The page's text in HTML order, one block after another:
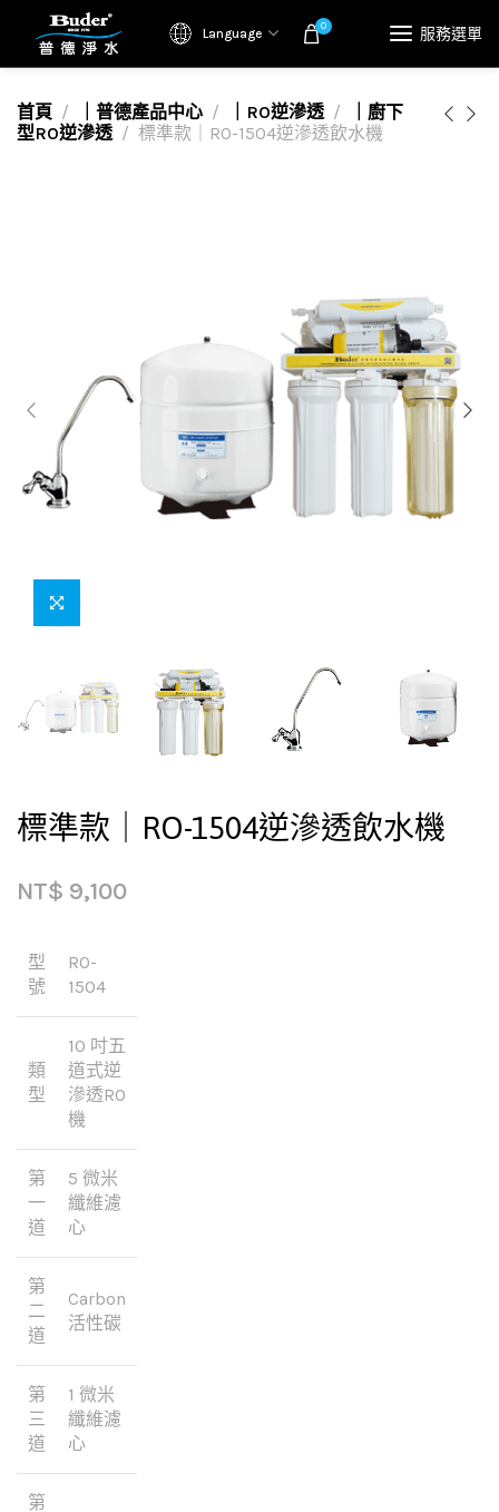
Language 0 服務選單
首頁 ｜普德產品中心 ｜RO逆滲透
｜廚下
型RO逆滲透
標準款｜RO-1504逆滲透飲水機
標準款｜RO-1504逆滲透飲水機
NT$ 9,100
型
號
RO-
1504
類
型
10 吋五
道式逆
滲透RO
機
第
一
道
5 微米
纖維濾
心
第
二
道
Carbon
活性碳
第
三
道
1 微米
纖維濾
心
第